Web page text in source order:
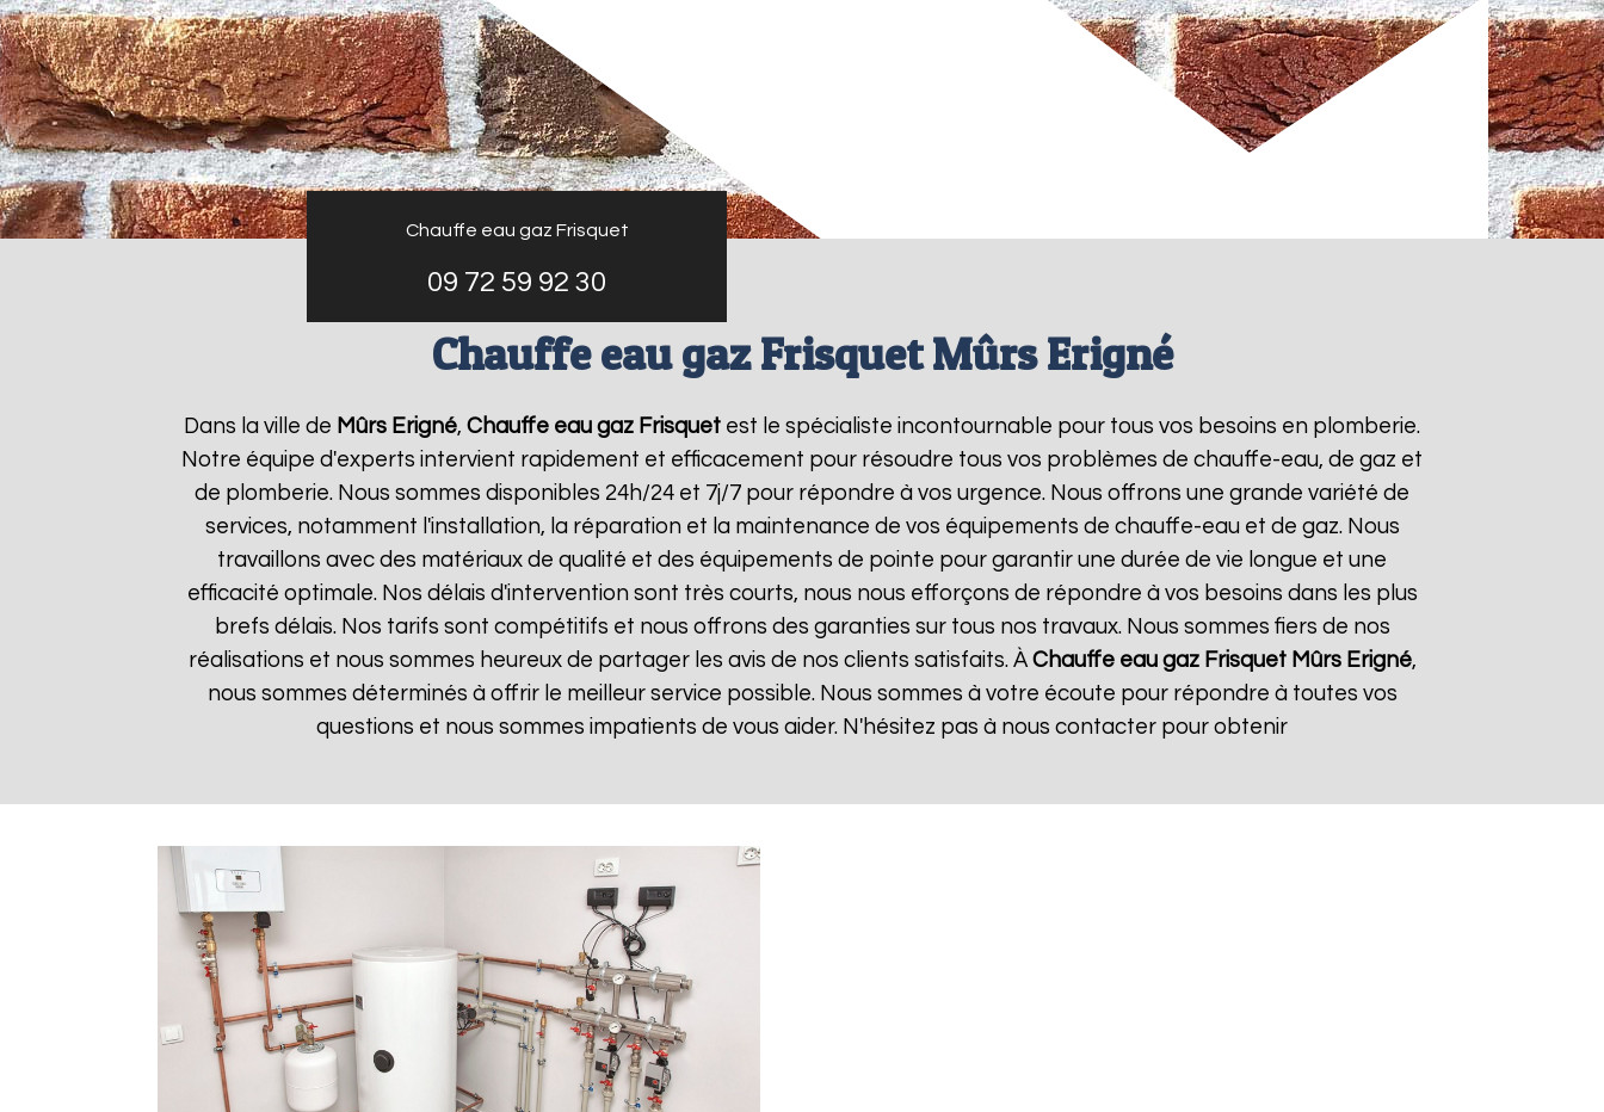
Chauffe eau gaz Frisquet
09 72 59 92 30
Chauffe eau gaz Frisquet Mûrs Erigné
Dans la ville de Mûrs Erigné, Chauffe eau gaz Frisquet est le spécialiste incontournable pour tous vos besoins en plomberie.
Notre équipe d'experts intervient rapidement et efficacement pour résoudre tous vos problèmes de chauffe-eau, de gaz et
de plomberie. Nous sommes disponibles 24h/24 et 7j/7 pour répondre à vos urgence. Nous offrons une grande variété de
services, notamment l'installation, la réparation et la maintenance de vos équipements de chauffe-eau et de gaz. Nous
travaillons avec des matériaux de qualité et des équipements de pointe pour garantir une durée de vie longue et une
efficacité optimale. Nos délais d'intervention sont très courts, nous nous efforçons de répondre à vos besoins dans les plus
brefs délais. Nos tarifs sont compétitifs et nous offrons des garanties sur tous nos travaux. Nous sommes fiers de nos
réalisations et nous sommes heureux de partager les avis de nos clients satisfaits. ÀChauffe eau gaz Frisquet Mûrs Erigné,
nous sommes déterminés à offrir le meilleur service possible. Nous sommes à votre écoute pour répondre à toutes vos
questions et nous sommes impatients de vous aider. N'hésitez pas à nous contacter pour obtenir